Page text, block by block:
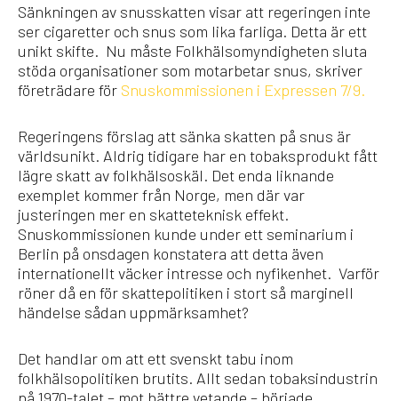
Sänkningen av snusskatten visar att regeringen inte
ser cigaretter och snus som lika farliga. Detta är ett
unikt skifte. Nu måste Folkhälsomyndigheten sluta
stöda organisationer som motarbetar snus, skriver
företrädare för Snuskommissionen i Expressen 7/9.
Regeringens förslag att sänka skatten på snus är
världsunikt. Aldrig tidigare har en tobaksprodukt fått
lägre skatt av folkhälsoskäl. Det enda liknande
exemplet kommer från Norge, men där var
justeringen mer en skatteteknisk effekt.
Snuskommissionen kunde under ett seminarium i
Berlin på onsdagen konstatera att detta även
internationellt väcker intresse och nyfikenhet. Varför
röner då en för skattepolitiken i stort så marginell
händelse sådan uppmärksamhet?
Det handlar om att ett svenskt tabu inom
folkhälsopolitiken brutits. Allt sedan tobaksindustrin
på 1970-talet – mot bättre vetande – började